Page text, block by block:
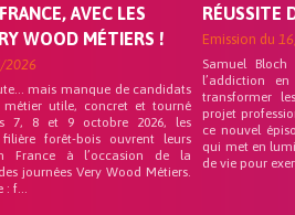
AVEC LES
WOOD MÉTIERS !
2026
mais manque de candidats
métier utile, concret et tourné
7, 8 et 9 octobre 2026, les
forêt-bois ouvrent leurs
France à l’occasion de la
journées Very Wood Métiers.
: f...
RÉUSSITE
Emission du
Samuel
l’addiction
transformer
projet
ce nouvel
qui met en
de vie pour